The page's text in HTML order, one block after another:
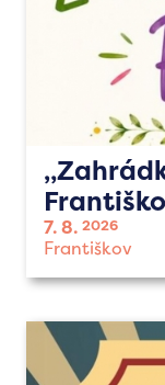
7. 8. 2026
Františkov